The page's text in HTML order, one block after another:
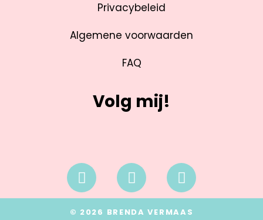
Privacybeleid
Algemene voorwaarden
FAQ
Volg mij!
© 2026 BRENDA VERMAAS